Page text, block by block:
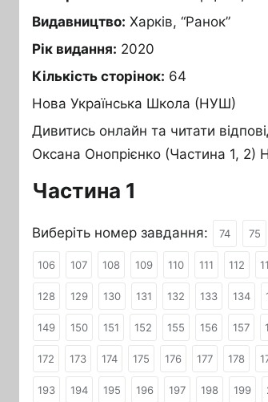
Видавництво: Харків, “Ранок”
Рік видання: 2020
Кількість сторінок: 64
Нова Українська Школа (НУШ)
Дивитись онлайн та читати
Оксана Онопрієнко (Частина 1,
Частина 1
Виберіть номер завдання: 74 75
106 107 108 109 110 111 112
128 129 130 131 132 133 134
149 150 151 152 155 156 157
172 173 174 175 176 177 178
193 194 195 196 197 198 199